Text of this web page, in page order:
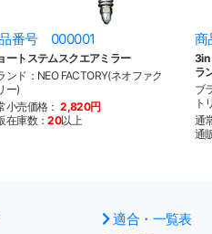
番号 000001
ートステムスクエアミラー
ンド：NEO FACTORY(ネオファク
ー)
小売価格： 2,820円
在庫数：20以上
3in
ラ
ブ
ト
通
通
適合・一覧表